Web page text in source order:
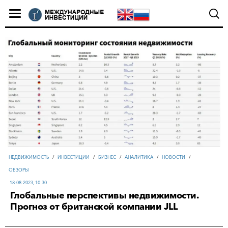
НЕДВИЖИМОСТЬ / ИНВЕСТИЦИИ / БИЗНЕС / АНАЛИТИКА / НОВОСТИ /
ОБЗОРЫ
18-08-2023, 10:30
Глобальные перспективы недвижимости.
Прогноз от британской компании JLL